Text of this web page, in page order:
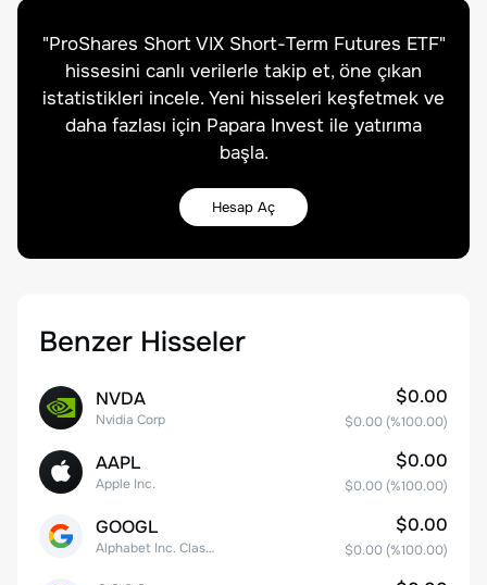
"ProShares Short VIX Short-Term Futures ETF"
hissesini canlı verilerle takip et, öne çıkan
istatistikleri incele. Yeni hisseleri keşfetmek ve
daha fazlası için Papara Invest ile yatırıma
başla.
Hesap Aç
Benzer Hisseler
NVDA
Nvidia Corp
$0.00
$0.00 (%100.00)
AAPL
Apple Inc.
$0.00
$0.00 (%100.00)
GOOGL
Alphabet Inc. Class A Common Stock
$0.00
$0.00 (%100.00)